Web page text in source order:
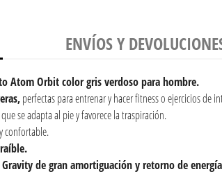
ENVÍOS Y
Atom Orbit color gris verdoso para hombre.
perfectas para entrenar y hacer fitness o ejercicios de
que se adapta al pie y favorece la traspiración.
y confortable.
de gran amortiguación y retorno de